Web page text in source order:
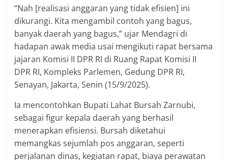
“Nah [realisasi anggaran yang tidak efisien] ini
dikurangi. Kita mengambil contoh yang bagus,
banyak daerah yang bagus,” ujar Mendagri di
hadapan awak media usai mengikuti rapat bersama
jajaran Komisi II DPR RI di Ruang Rapat Komisi II
DPR RI, Kompleks Parlemen, Gedung DPR RI,
Senayan, Jakarta, Senin (15/9/2025).
Ia mencontohkan Bupati Lahat Bursah Zarnubi,
sebagai figur kepala daerah yang berhasil
menerapkan efisiensi. Bursah diketahui
memangkas sejumlah pos anggaran, seperti
perjalanan dinas, kegiatan rapat, biaya perawatan